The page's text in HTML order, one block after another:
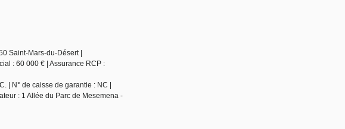
Saint-Mars-du-Désert |
: 60 000 € | Assurance RCP :
| N° de caisse de garantie : NC |
: 1 Allée du Parc de Mesemena -